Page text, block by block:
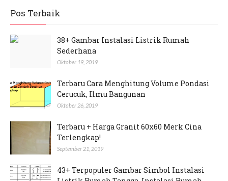
Pos Terbaik
38+ Gambar Instalasi Listrik Rumah
Sederhana
Oktober 19, 2019
Terbaru Cara Menghitung Volume Pondasi
Cerucuk, Ilmu Bangunan
Oktober 26, 2019
Terbaru + Harga Granit 60x60 Merk Cina
Terlengkap!
September 21, 2019
43+ Terpopuler Gambar Simbol Instalasi